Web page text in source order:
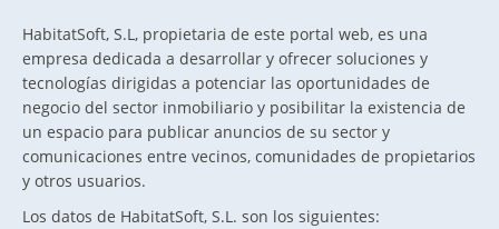
HabitatSoft, S.L, propietaria de este portal web, es una
empresa dedicada a desarrollar y ofrecer soluciones y
tecnologías dirigidas a potenciar las oportunidades de
negocio del sector inmobiliario y posibilitar la existencia de
un espacio para publicar anuncios de su sector y
comunicaciones entre vecinos, comunidades de propietarios
y otros usuarios.
Los datos de HabitatSoft, S.L. son los siguientes: